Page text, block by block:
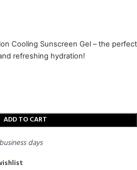
Cooling Sunscreen Gel – the perfect
refreshing hydration!
ADD TO CART
days